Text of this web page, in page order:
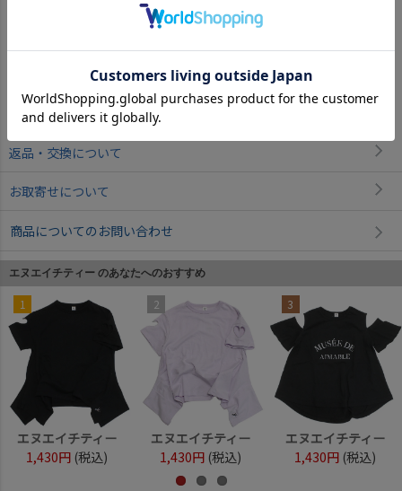
返品・交換について
お取寄せについて
商品についてのお問い合わせ
エヌエイチティー のあなたへのおすすめ
1
エヌエイチティー
1,430円 (税込)
2
エヌエイチティー
1,430円 (税込)
3
エヌエイチティー
1,430円 (税込)